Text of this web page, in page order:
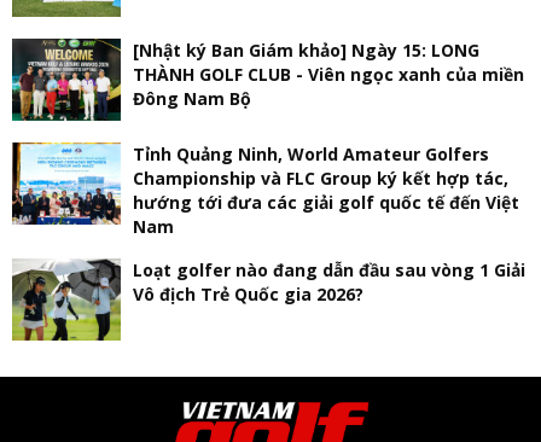
[Nhật ký Ban Giám khảo] Ngày 15: LONG
THÀNH GOLF CLUB - Viên ngọc xanh của miền
Đông Nam Bộ
Tỉnh Quảng Ninh, World Amateur Golfers
Championship và FLC Group ký kết hợp tác,
hướng tới đưa các giải golf quốc tế đến Việt
Nam
Loạt golfer nào đang dẫn đầu sau vòng 1 Giải
Vô địch Trẻ Quốc gia 2026?